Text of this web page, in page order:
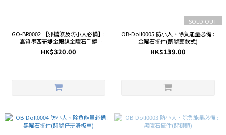
GO-BR0002 【邪擋煞及防小人必備】:
高質墨西哥雙金眼線金矅石手鏈
13.8mm
HK$320.00
SOLD OUT
OB-Doll0005 防小人、除負能量必備 :
金曜石擺件(醒獅頭款式)
HK$139.00